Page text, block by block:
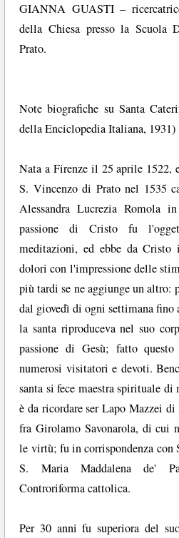
GIANNA GUASTI –
della Chiesa presso la Scuola
Prato.
Note biografiche su Santa
della Enciclopedia Italiana, 1931)
Nata a Firenze il 25 aprile 1522,
S. Vincenzo di Prato nel 1535
Alessandra Lucrezia Romola
passione di Cristo fu
meditazioni, ed ebbe da
dolori con l'impressione delle
più tardi se ne aggiunge un altro:
dal giovedì di ogni settimana fino
la santa riproduceva nel suo
passione di Gesù; fatto
numerosi visitatori e devoti.
santa si fece maestra spirituale
è da ricordare ser Lapo Mazzei
fra Girolamo Savonarola, di cui
le virtù; fu in corrispondenza
S. Maria Maddalena de'
Controriforma cattolica.
Per 30 anni fu superiora del